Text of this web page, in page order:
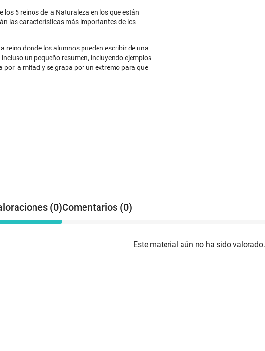
5 reinos de la Naturaleza en los que están
las características más importantes de los
reino donde los alumnos pueden escribir de una
un pequeño resumen, incluyendo ejemplos
por la mitad y se grapa por un extremo para que
(0)Comentarios (0)
Este material aún no ha sido valorado.